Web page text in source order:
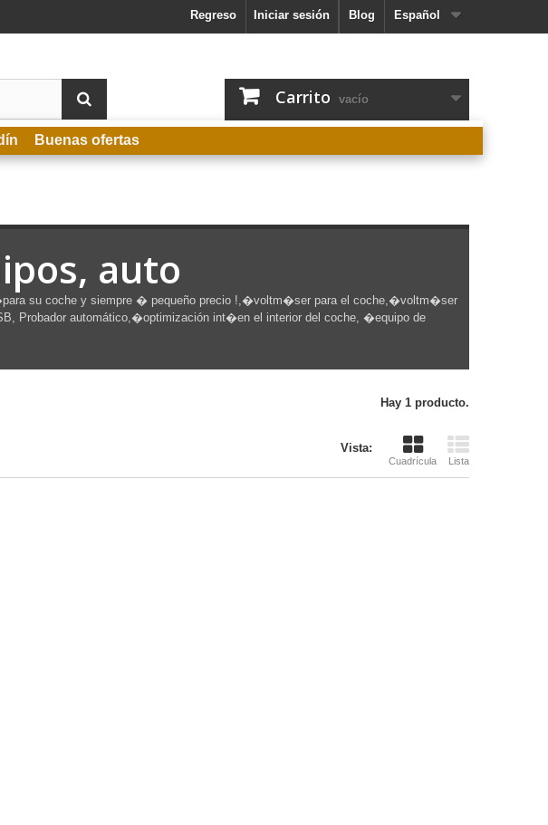
Español
Blog
Iniciar sesión
Regreso
Carrito vacío
Buenas ofertas
auto
su coche y siempre � pequeño precio !,�voltm�ser para el coche,�voltm�ser
Probador automático,�optimización int�en el interior del coche, �equipo de
Hay 1 producto.
Vista:
Cuadrícula Lista